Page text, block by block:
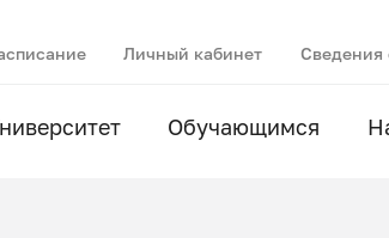
Личный кабинет Сведения
Обучающимся